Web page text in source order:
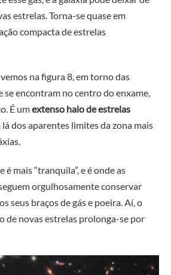
estrelas. Torna-se quase em
compacta de estrelas
na figura 8, em torno das
se encontram no centro do enxame,
É umextenso halo de estrelas
dos aparentes limites da zona mais
mais “tranquila”, e é onde as
orgulhosamente conservar
seus braços de gás e poeira. Aí, o
de novas estrelas prolonga-se por